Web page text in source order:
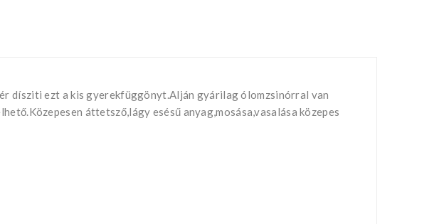
dísziti ezt a kis gyerekfüggönyt.Alján gyárilag ólomzsinórral van
áttetsző,lágy esésű anyag,mosása,vasalása közepes